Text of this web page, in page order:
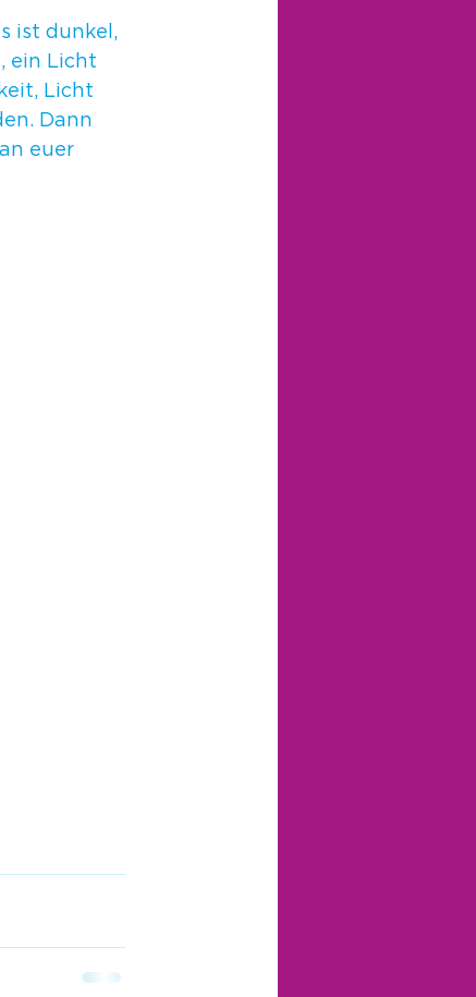
ist dunkel,
ein Licht
Licht
Dann
euer